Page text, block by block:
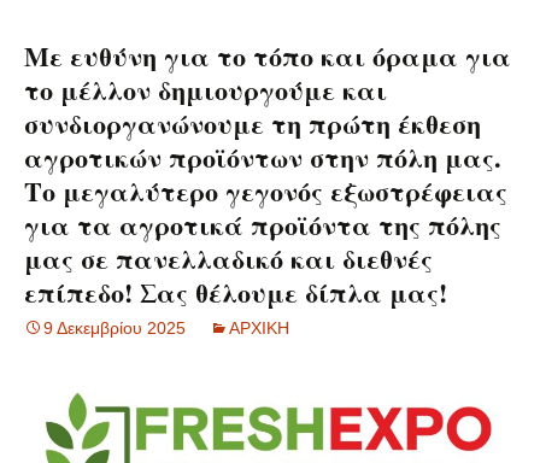
Με ευθύνη για το τόπο και όραμα για
το μέλλον δημιουργούμε και
συνδιοργανώνουμε τη πρώτη έκθεση
αγροτικών προϊόντων στην πόλη μας.
Το μεγαλύτερο γεγονός εξωστρέφειας
για τα αγροτικά προϊόντα της πόλης
μας σε πανελλαδικό και διεθνές
επίπεδο! Σας θέλουμε δίπλα μας!
9 Δεκεμβρίου 2025 ΑΡΧΙΚΗ